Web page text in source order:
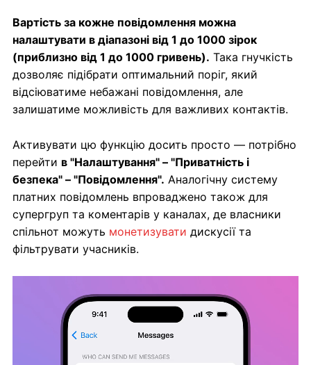
Вартість за кожне повідомлення можна
налаштувати в діапазоні від 1 до 1000 зірок
(приблизно від 1 до 1000 гривень). Така гнучкість
дозволяє підібрати оптимальний поріг, який
відсіюватиме небажані повідомлення, але
залишатиме можливість для важливих контактів.
Активувати цю функцію досить просто — потрібно
перейти в "Налаштування" – "Приватність і
безпека" – "Повідомлення". Аналогічну систему
платних повідомлень впроваджено також для
супергруп та коментарів у каналах, де власники
спільнот можуть монетизувати дискусії та
фільтрувати учасників.